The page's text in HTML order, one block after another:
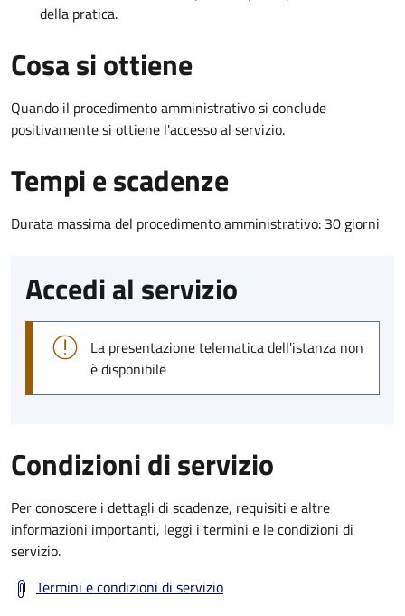
della pratica.
Cosa si ottiene
Quando il procedimento amministrativo si conclude
positivamente si ottiene l'accesso al servizio.
Tempi e scadenze
Durata massima del procedimento amministrativo: 30 giorni
Accedi al servizio
La presentazione telematica dell'istanza non
è disponibile
Condizioni di servizio
Per conoscere i dettagli di scadenze, requisiti e altre
informazioni importanti, leggi i termini e le condizioni di
servizio.
Termini e condizioni di servizio